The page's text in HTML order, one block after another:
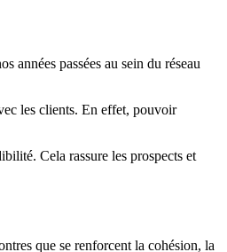
années passées au sein du réseau
les clients. En effet, pouvoir
Cela rassure les prospects et
que se renforcent la cohésion, la